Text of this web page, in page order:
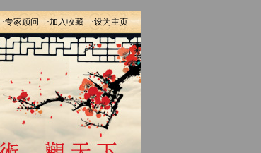
·专家顾问 ·加入收藏 ·设为主页